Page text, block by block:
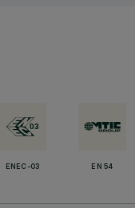
ENEC-03 EN 54